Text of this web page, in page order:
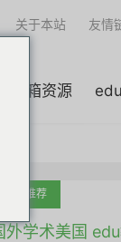
邮箱资源
关于本站 友情
吐血推荐
外学术美国